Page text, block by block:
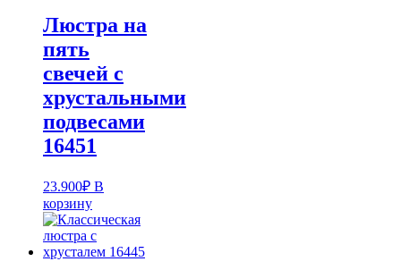
Люстра на
пять
свечей с
хрустальными
подвесами
16451
23.900₽ В
корзину